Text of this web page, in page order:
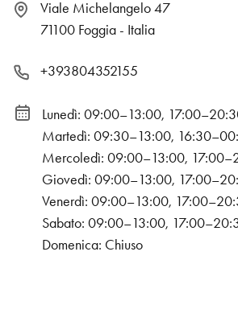
Viale Michelangelo 47
71100 Foggia - Italia
+393804352155
Lunedì: 09:00–13:00,
Martedì: 09:30–13:00,
Mercoledì: 09:00–13:00,
Giovedì: 09:00–13:00,
Venerdì: 09:00–13:00,
Sabato: 09:00–13:00,
Domenica: Chiuso